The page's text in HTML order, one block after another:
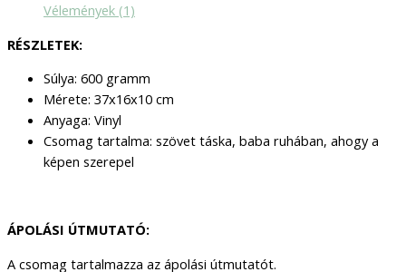
Vélemények (1)
RÉSZLETEK:
Súlya: 600 gramm
Mérete: 37x16x10 cm
Anyaga: Vinyl
Csomag tartalma: szövet táska, baba ruhában, ahogy a
képen szerepel
ÁPOLÁSI ÚTMUTATÓ:
A csomag tartalmazza az ápolási útmutatót.